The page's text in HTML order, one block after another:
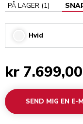
PÅ LAGER (1)
Hvid
kr 7.699,00
SEND MIG EN E-